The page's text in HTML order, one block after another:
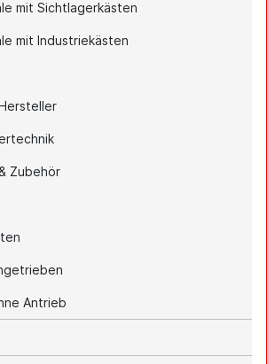
mit Sichtlagerkästen
mit Industriekästen
Zubehör
Antrieb